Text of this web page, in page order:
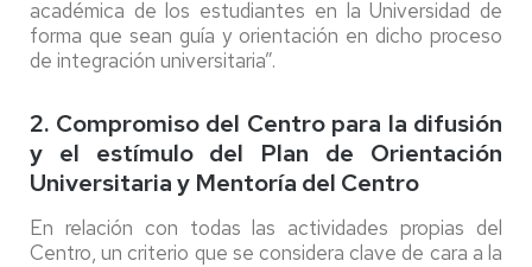
académica de los estudiantes en la Universidad de
forma que sean guía y orientación en dicho proceso
de integración universitaria”.
2. Compromiso del Centro para la difusión
y el estímulo del Plan de Orientación
Universitaria y Mentoría del Centro
En relación con todas las actividades propias del
Centro, un criterio que se considera clave de cara a la